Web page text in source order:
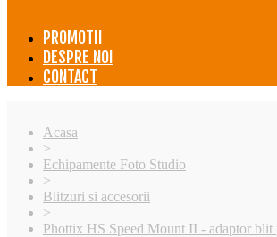
PROMOTII
DESPRE NOI
CONTACT
Acasa
>
Echipamente Foto Studio
>
Blitzuri si accesorii
>
Phottix HS Speed Mount II - adaptor blit